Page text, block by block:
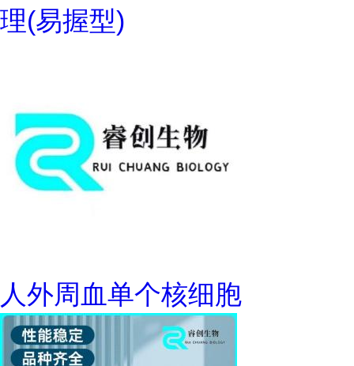
理(易握型)
人外周血单个核细胞